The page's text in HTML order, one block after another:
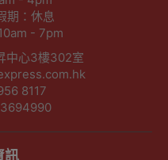
期：休息
- 7pm
中心3樓302室
8117
訊